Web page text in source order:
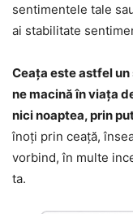
sentimentele tale
ai stabilitate
Ceața este astfel
ne macină în viața
nici noaptea, prin
înoți prin ceață,
vorbind, în multe
ta.